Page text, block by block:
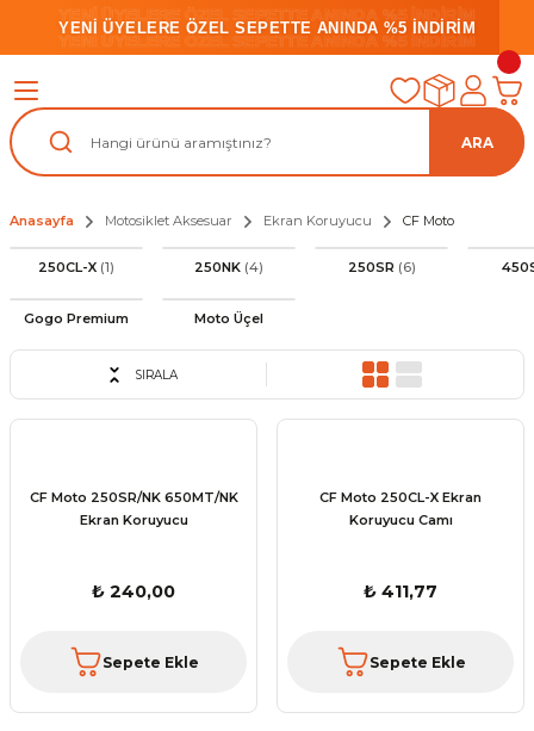
YENİ ÜYELERE ÖZEL SEPETTE ANINDA %5 İNDİRİM
YENİ ÜYELERE ÖZEL SEPETTE ANINDA %5 İNDİRİM
YENİ ÜYELERE ÖZEL SEPETTE ANINDA %5 İNDİRİM
ARA
Anasayfa Motosiklet Aksesuar Ekran Koruyucu CF Moto
250CL-X (1) 250NK (4) 250SR (6)
Gogo Premium Moto Üçel
SIRALA
CF Moto 250SR/NK 650MT/NK
Ekran Koruyucu
₺ 240,00
Sepete Ekle
CF Moto 250CL-X Ekran
Koruyucu Camı
₺ 411,77
Sepete Ekle